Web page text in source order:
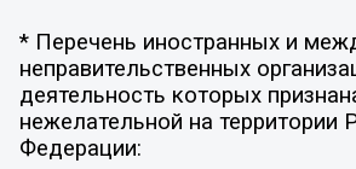
* Перечень иностранных и
неправительственных
деятельность которых
нежелательной на территории
Федерации: